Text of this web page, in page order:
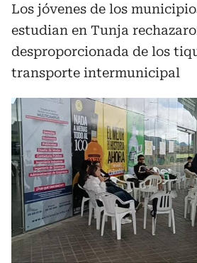
Los jóvenes de los
estudian en Tunja
desproporcionada de los
transporte intermunicipal